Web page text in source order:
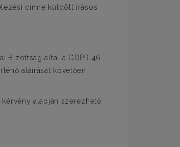
címre küldött írásos
Bizottság által a GDPR 46.
aláírását követően
alapján szerezhető